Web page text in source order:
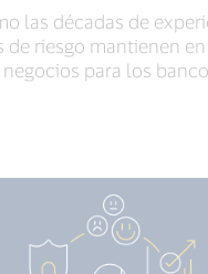
las décadas de
de riesgo mantienen
negocios para los